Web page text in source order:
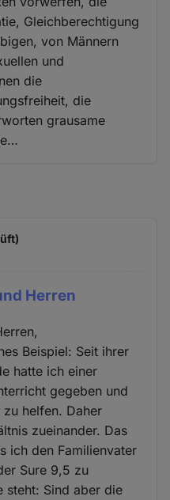
Gleichberechtigung
von Männern
und
die
die
grausame
Herren
Beispiel: Seit ihrer
hatte ich einer
gegeben und
helfen. Daher
zueinander. Das
ich den Familienvater
Sure 9,5 zu
steht: Sind aber die